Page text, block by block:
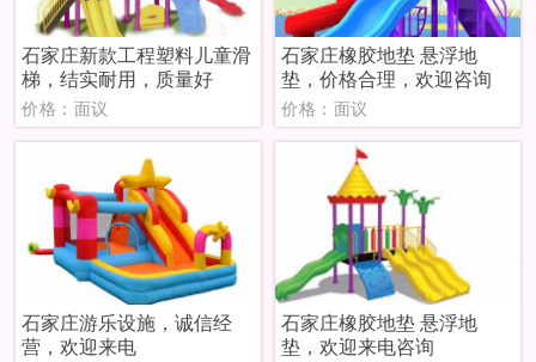
石家庄新款工程塑料儿童滑
梯，结实耐用，质量好
价格：面议
石家庄橡胶地垫 悬浮地
垫，价格合理，欢迎咨询
价格：面议
石家庄游乐设施，诚信经
营，欢迎来电
石家庄橡胶地垫 悬浮地
垫，欢迎来电咨询